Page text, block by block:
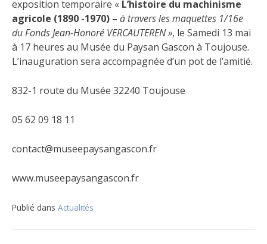
exposition temporaire « L’histoire du machinisme
agricole (1890 -1970) – à travers les maquettes 1/16e
du Fonds Jean-Honoré VERCAUTEREN », le Samedi 13 mai
à 17 heures au Musée du Paysan Gascon à Toujouse.
L’inauguration sera accompagnée d’un pot de l’amitié.
832-1 route du Musée 32240 Toujouse
05 62 09 18 11
contact@museepaysangascon.fr
www.museepaysangascon.fr
Publié dans Actualités